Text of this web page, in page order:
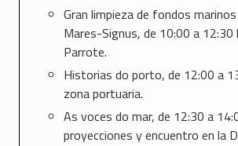
Gran limpieza de fondos
Mares-Signus, de 10:00 a 12:30
Parrote.
Historias do porto, de 12:00 a
zona portuaria.
As voces do mar, de 12:30 a
proyecciones y encuentro en la